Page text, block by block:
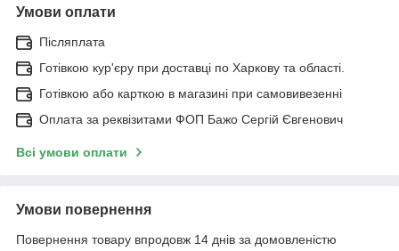
Умови оплати
Післяплата
Готівкою кур'єру при доставці по Харкову та області.
Готівкою або карткою в магазині при самовивезенні
Оплата за реквізитами ФОП Бажо Сергій Євгенович
Всі умови оплати
Умови повернення
Повернення товару впродовж 14 днів за домовленістю